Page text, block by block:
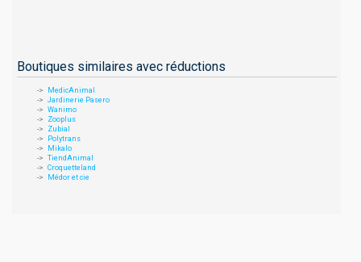
Boutiques similaires avec réductions
MedicAnimal
Jardinerie Pasero
Wanimo
Zooplus
Zubial
Polytrans
Mikalo
TiendAnimal
Croquetteland
Médor et cie